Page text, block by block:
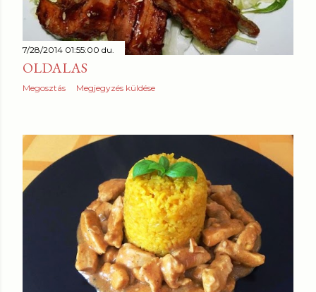
7/28/2014 01:55:00 du.
OLDALAS
Megosztás Megjegyzés küldése